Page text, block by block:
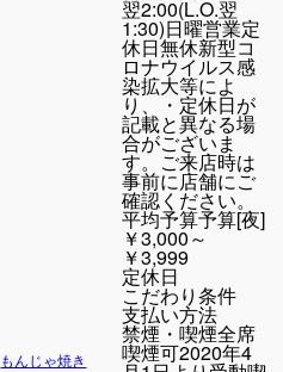
もんじゃ焼き
翌2:00(L.O.翌
1:30)日曜営業定
休日無休新型コ
ロナウイルス感
染拡大等によ
り、・定休日が
記載と異なる場
合がございま
す。ご来店時は
事前に店舗にご
確認ください。
平均予算予算[夜]
￥3,000～
￥3,999
定休日
こだわり条件
支払い方法
禁煙・喫煙全席
喫煙可2020年4